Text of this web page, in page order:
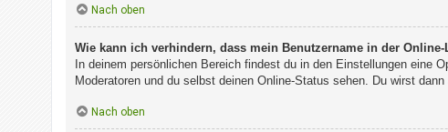
Nach oben
Wie kann ich verhindern, dass mein Benutzername in der
In deinem persönlichen Bereich findest du in den Einstellungen eine
Moderatoren und du selbst deinen Online-Status sehen. Du wirst
Nach oben